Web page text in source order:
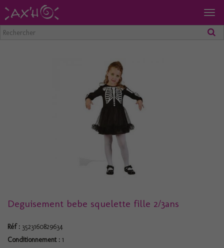
Deguisement bebe squelette fille 2/3ans
Réf : 3523160829634
Conditionnement : 1